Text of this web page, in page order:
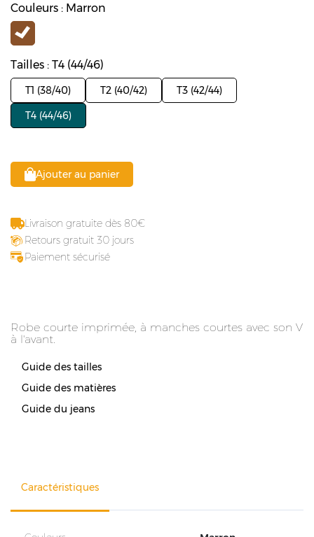
Couleurs : Marron
Tailles : T4 (44/46)
T1 (38/40) T2 (40/42)
T3 (42/44)
T4 (44/46)
Ajouter au panier
Livraison gratuite dès 80
Retours gratuit 30 jours
Paiement sécurisé
Robe courte imprimée, à manches courtes avec son V
à l'avant.
Guide des tailles
Guide des matières
Guide du jeans
Caractéristiques